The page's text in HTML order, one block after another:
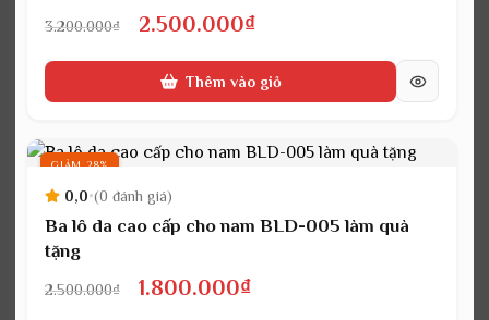
3.200.000₫
Giá
gốc
2.500.000₫Giá
hiện
tại
2.500.000₫.
Thêm vào giỏ
GIẢM 28%
0,0•(0 đánh giá)
Ba lô da cao cấp cho nam BLD-005 làm quà
tặng
2.500.000₫
Giá
1.800.000₫Giá